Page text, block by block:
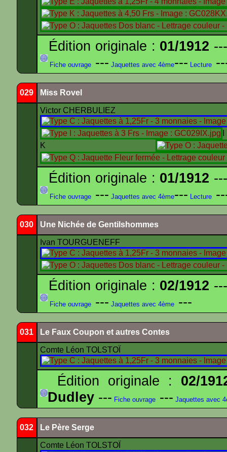
Édition originale : 01/1912
Fiche ouvrage --- Jaquettes avec 4ème--- Lecture
029 Miss Rovel
Victor CHERBULIEZ
K
Édition originale : 01/1912
Fiche ouvrage --- Jaquettes avec 4ème--- Lecture
030 Une Nichée de Gentilshommes
Ivan TOURGUENEFF
Édition originale : 02/1912
Fiche ouvrage --- Jaquettes avec 4ème ---
031 Le Faux Coupon et autres Contes
Comte Léon TOLSTOÏ
Édition originale : 02/
Dudley --- Fiche ouvrage --- Jaquettes avec
032 Le Père Serge
Comte Léon TOLSTOÏ